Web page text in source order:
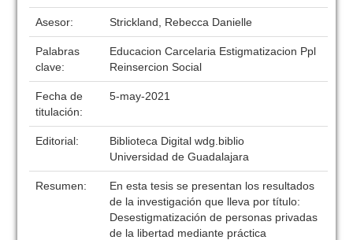
Asesor: Strickland, Rebecca Danielle
Palabras
clave:
Educacion Carcelaria Estigmatizacion Ppl
Reinsercion Social
Fecha de
titulación:
5-may-2021
Editorial:
Biblioteca Digital wdg.biblio
Universidad de Guadalajara
Resumen:
En esta tesis se presentan los resultados
de la investigación que lleva por título:
Desestigmatización de personas privadas
de la libertad mediante práctica